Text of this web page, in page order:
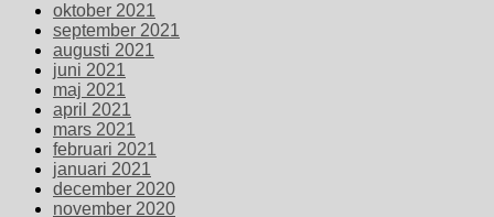
oktober 2021
september 2021
augusti 2021
juni 2021
maj 2021
april 2021
mars 2021
februari 2021
januari 2021
december 2020
november 2020